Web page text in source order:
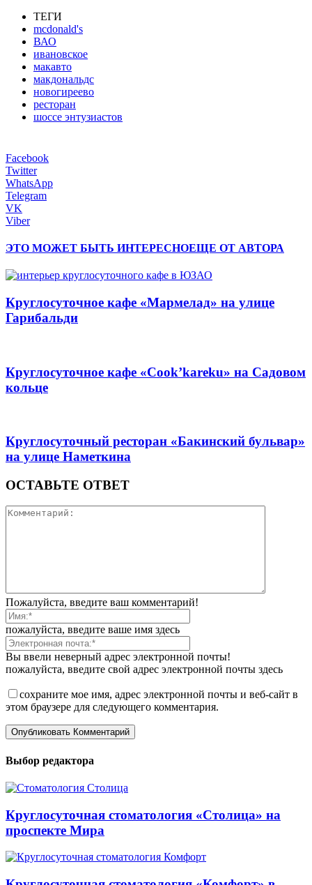
ТЕГИ
mcdonald's
ВАО
ивановское
макавто
макдональдс
новогиреево
ресторан
шоссе энтузиастов
Facebook
Twitter
WhatsApp
Telegram
VK
Viber
ЭТО МОЖЕТ БЫТЬ ИНТЕРЕСНОЕЩЕ ОТ АВТОРА
Круглосуточное кафе «Мармелад» на улице
Гарибальди
Круглосуточное кафе «Cook’kareku» на Садовом
кольце
Круглосуточный ресторан «Бакинский бульвар»
на улице Наметкина
ОСТАВЬТЕ ОТВЕТ
Пожалуйста, введите ваш комментарий!
пожалуйста, введите ваше имя здесь
Вы ввели неверный адрес электронной почты!
пожалуйста, введите свой адрес электронной почты здесь
сохраните мое имя, адрес электронной почты и веб-сайт в
этом браузере для следующего комментария.
Выбор редактора
Круглосуточная стоматология «Столица» на
проспекте Мира